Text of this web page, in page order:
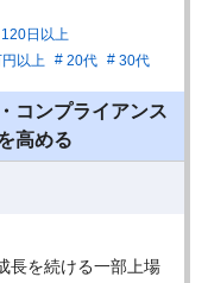
日以上
以上 20代 30代
コンプライアンス
高める
長を続ける一部上場